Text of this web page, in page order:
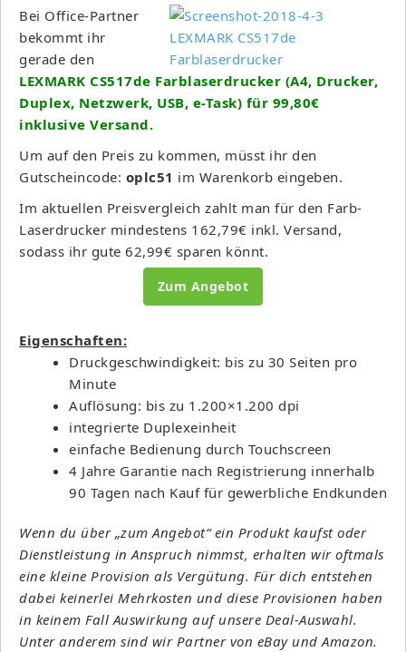
Bei Office-Partner
bekommt ihr
gerade den
LEXMARK CS517de Farblaserdrucker (A4, Drucker,
Duplex, Netzwerk, USB, e-Task) für 99,80€
inklusive Versand.
Um auf den Preis zu kommen, müsst ihr den
Gutscheincode: oplc51 im Warenkorb eingeben.
Im aktuellen Preisvergleich zahlt man für den Farb-
Laserdrucker mindestens 162,79€ inkl. Versand,
sodass ihr gute 62,99€ sparen könnt.
Zum Angebot
Eigenschaften:
Druckgeschwindigkeit: bis zu 30 Seiten pro
Minute
Auflösung: bis zu 1.200×1.200 dpi
integrierte Duplexeinheit
einfache Bedienung durch Touchscreen
4 Jahre Garantie nach Registrierung innerhalb
90 Tagen nach Kauf für gewerbliche Endkunden
Wenn du über „zum Angebot“ ein Produkt kaufst oder
Dienstleistung in Anspruch nimmst, erhalten wir oftmals
eine kleine Provision als Vergütung. Für dich entstehen
dabei keinerlei Mehrkosten und diese Provisionen haben
in keinem Fall Auswirkung auf unsere Deal-Auswahl.
Unter anderem sind wir Partner von eBay und Amazon.